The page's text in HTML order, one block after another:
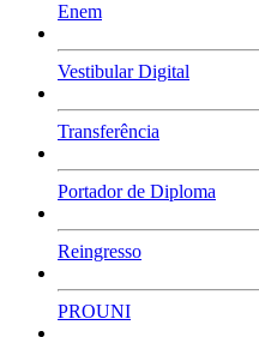
Enem
Vestibular Digital
Transferência
Portador de Diploma
Reingresso
PROUNI